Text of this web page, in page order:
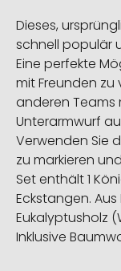
Dieses,
schnell populär
Eine perfekte
mit Freunden zu
anderen Teams
Unterarmwurf
Verwenden Sie
zu markieren
Set enthält 1
Eckstangen.
Eukalyptusholz
Inklusive